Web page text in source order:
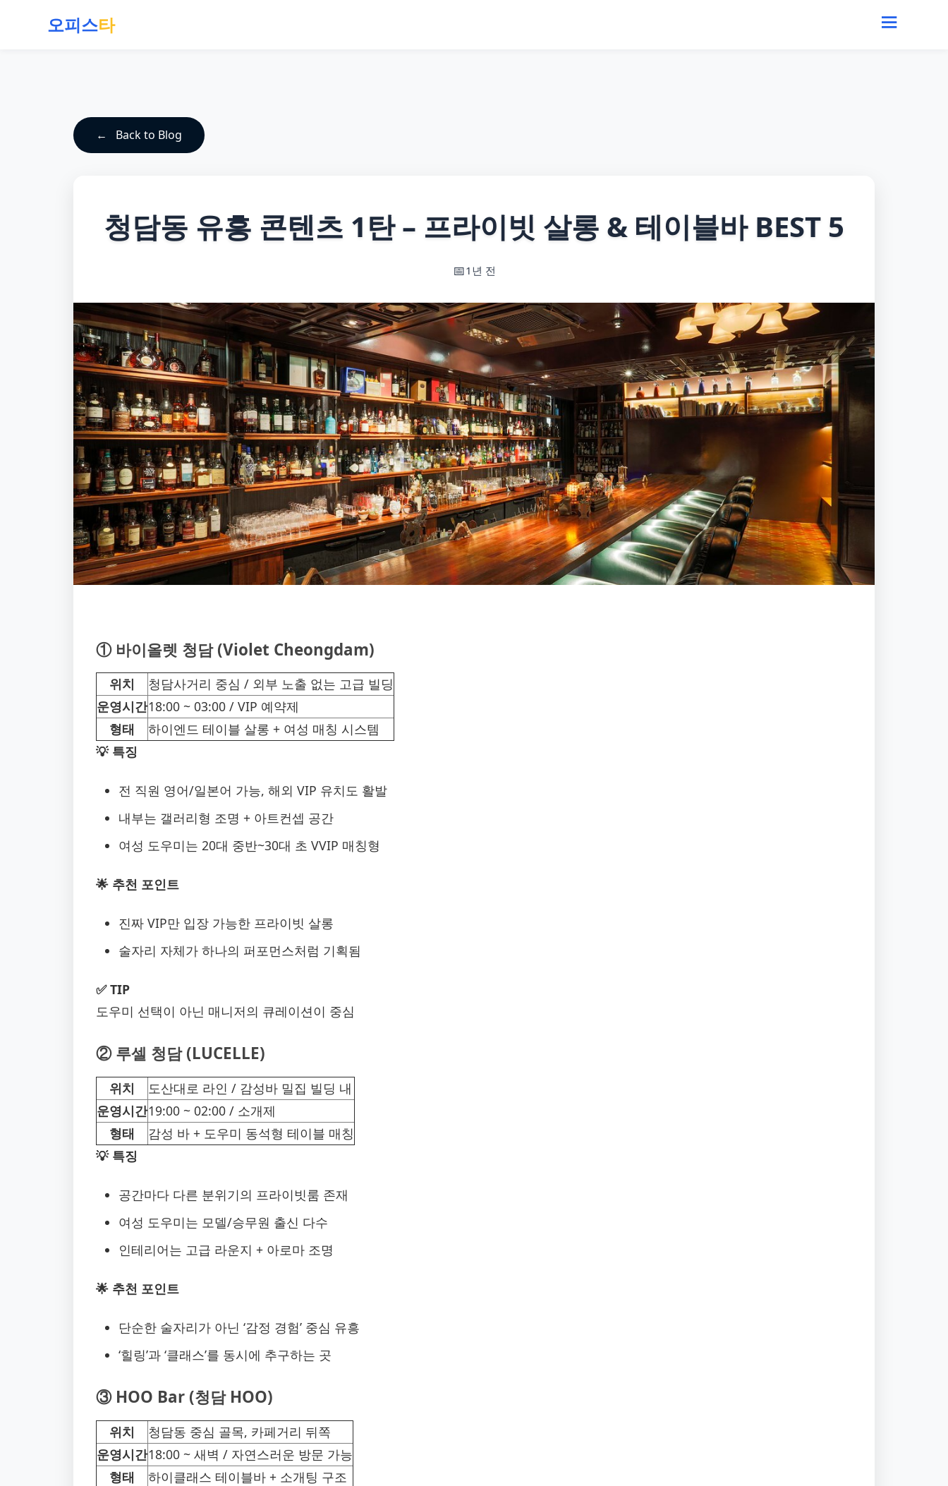
오피스타
Back to Blog
청담동 유흥 콘텐츠 1탄 – 프라이빗 살롱 & 테이블바 BEST 5
1년 전
① 바이올렛 청담 (Violet Cheongdam)
위치
청담사거리 중심 / 외부 노출 없는 고급 빌딩
운영시간18:00 ~ 03:00 / VIP 예약제
형태
하이엔드 테이블 살롱 + 여성 매칭 시스템
💡 특징
전 직원 영어/일본어 가능, 해외 VIP 유치도 활발
내부는 갤러리형 조명 + 아트컨셉 공간
여성 도우미는 20대 중반~30대 초 VVIP 매칭형
🌟 추천 포인트
진짜 VIP만 입장 가능한 프라이빗 살롱
술자리 자체가 하나의 퍼포먼스처럼 기획됨
✅ TIP
도우미 선택이 아닌 매니저의 큐레이션이 중심
② 루셀 청담 (LUCELLE)
위치
도산대로 라인 / 감성바 밀집 빌딩 내
운영시간19:00 ~ 02:00 / 소개제
형태
감성 바 + 도우미 동석형 테이블 매칭
💡 특징
공간마다 다른 분위기의 프라이빗룸 존재
여성 도우미는 모델/승무원 출신 다수
인테리어는 고급 라운지 + 아로마 조명
🌟 추천 포인트
단순한 술자리가 아닌 ‘감정 경험’ 중심 유흥
‘힐링’과 ‘클래스’를 동시에 추구하는 곳
③ HOO Bar (청담 HOO)
위치
청담동 중심 골목, 카페거리 뒤쪽
운영시간18:00 ~ 새벽 / 자연스러운 방문 가능
형태
하이클래스 테이블바 + 소개팅 구조